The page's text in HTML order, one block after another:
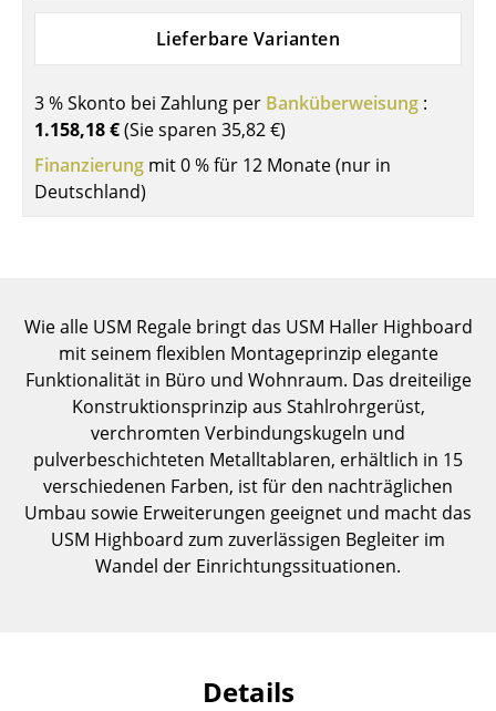
Sekretäre & PC-Tische
Konferenztische
Stehtische & Stehpulte
Kindertische
Gartentische
... alle Tische
Aufbewahren
Regale & Schränke
Bücherregale
Wandregale
Sideboards & Kommoden
Lieferbare Varianten
3 % Skonto bei Zahlung per Banküberweisung :
1.158,18 €(Sie sparen 35,82 €)
Finanzierung mit 0 % für 12 Monate (nur in
Deutschland)
Wie alle USM Regale bringt das USM Haller Highboard
mit seinem flexiblen Montageprinzip elegante
Funktionalität in Büro und Wohnraum. Das dreiteilige
Konstruktionsprinzip aus Stahlrohrgerüst,
verchromten Verbindungskugeln und
pulverbeschichteten Metalltablaren, erhältlich in 15
verschiedenen Farben, ist für den nachträglichen
Umbau sowie Erweiterungen geeignet und macht das
USM Highboard zum zuverlässigen Begleiter im
Wandel der Einrichtungssituationen.
Details